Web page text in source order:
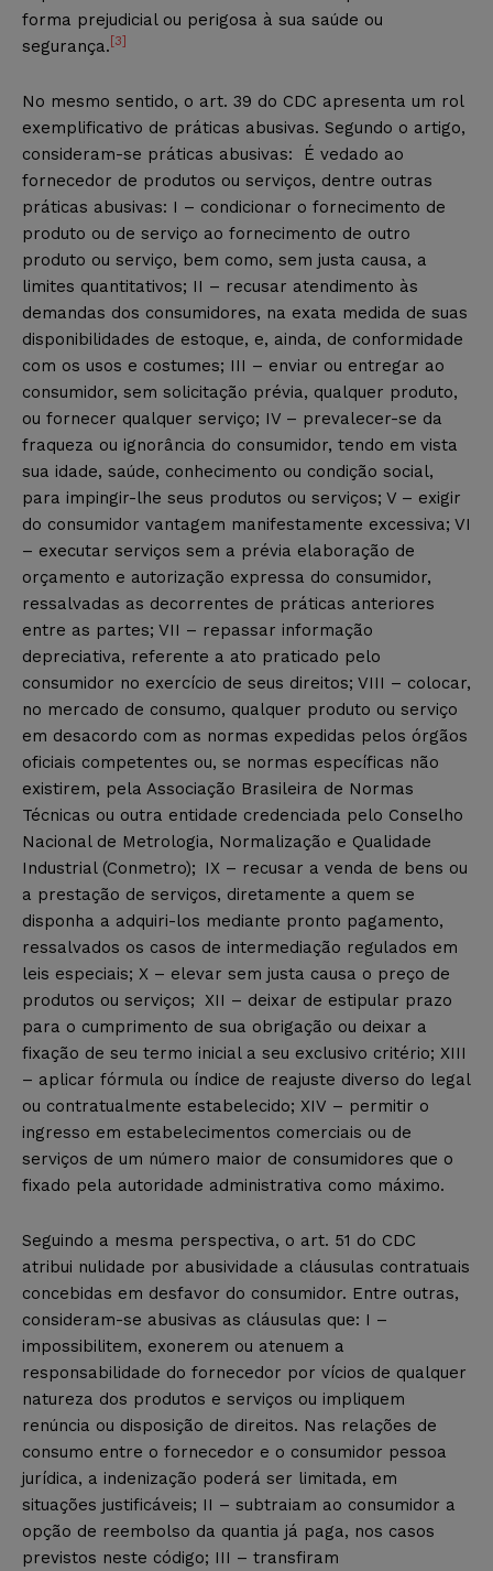
forma prejudicial ou perigosa à sua saúde ou
segurança. [3]
No mesmo sentido, o art. 39 do CDC apresenta um rol
exemplificativo de práticas abusivas. Segundo o artigo,
consideram-se práticas abusivas: É vedado ao
fornecedor de produtos ou serviços, dentre outras
práticas abusivas: I – condicionar o fornecimento de
produto ou de serviço ao fornecimento de outro
produto ou serviço, bem como, sem justa causa, a
limites quantitativos; II – recusar atendimento às
demandas dos consumidores, na exata medida de suas
disponibilidades de estoque, e, ainda, de conformidade
com os usos e costumes; III – enviar ou entregar ao
consumidor, sem solicitação prévia, qualquer produto,
ou fornecer qualquer serviço; IV – prevalecer-se da
fraqueza ou ignorância do consumidor, tendo em vista
sua idade, saúde, conhecimento ou condição social,
para impingir-lhe seus produtos ou serviços; V – exigir
do consumidor vantagem manifestamente excessiva; VI
– executar serviços sem a prévia elaboração de
orçamento e autorização expressa do consumidor,
ressalvadas as decorrentes de práticas anteriores
entre as partes; VII – repassar informação
depreciativa, referente a ato praticado pelo
consumidor no exercício de seus direitos; VIII – colocar,
no mercado de consumo, qualquer produto ou serviço
em desacordo com as normas expedidas pelos órgãos
oficiais competentes ou, se normas específicas não
existirem, pela Associação Brasileira de Normas
Técnicas ou outra entidade credenciada pelo Conselho
Nacional de Metrologia, Normalização e Qualidade
Industrial (Conmetro); IX – recusar a venda de bens ou
a prestação de serviços, diretamente a quem se
disponha a adquiri-los mediante pronto pagamento,
ressalvados os casos de intermediação regulados em
leis especiais; X – elevar sem justa causa o preço de
produtos ou serviços;
XII – deixar de estipular prazo
para o cumprimento de sua obrigação ou deixar a
fixação de seu termo inicial a seu exclusivo critério; XIII
– aplicar fórmula ou índice de reajuste diverso do legal
ou contratualmente estabelecido; XIV – permitir o
ingresso em estabelecimentos comerciais ou de
serviços de um número maior de consumidores que o
fixado pela autoridade administrativa como máximo.
Seguindo a mesma perspectiva, o art. 51 do CDC
atribui nulidade por abusividade a cláusulas contratuais
concebidas em desfavor do consumidor. Entre outras,
consideram-se abusivas as cláusulas que: I –
impossibilitem, exonerem ou atenuem a
responsabilidade do fornecedor por vícios de qualquer
natureza dos produtos e serviços ou impliquem
renúncia ou disposição de direitos. Nas relações de
consumo entre o fornecedor e o consumidor pessoa
jurídica, a indenização poderá ser limitada, em
situações justificáveis; II – subtraiam ao consumidor a
opção de reembolso da quantia já paga, nos casos
previstos neste código; III – transfiram